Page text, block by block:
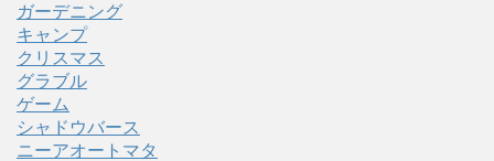
ガーデニング
キャンプ
クリスマス
グラブル
ゲーム
シャドウバース
ニーアオートマタ